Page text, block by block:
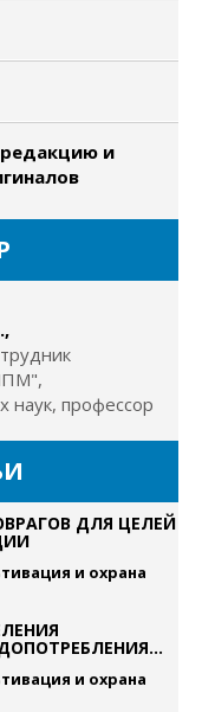
и
наук, профессор
ДЛЯ ЦЕЛЕЙ
и охрана
и охрана